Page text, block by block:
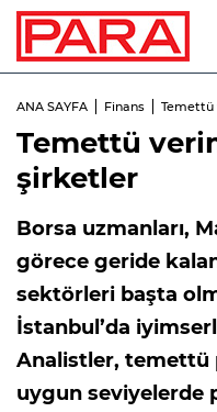
ANA SAYFA Finans
Temettü
şirketler
Borsa uzmanları,
görece geride kalan
sektörleri başta
İstanbul’da
Analistler, temettü
uygun seviyelerde